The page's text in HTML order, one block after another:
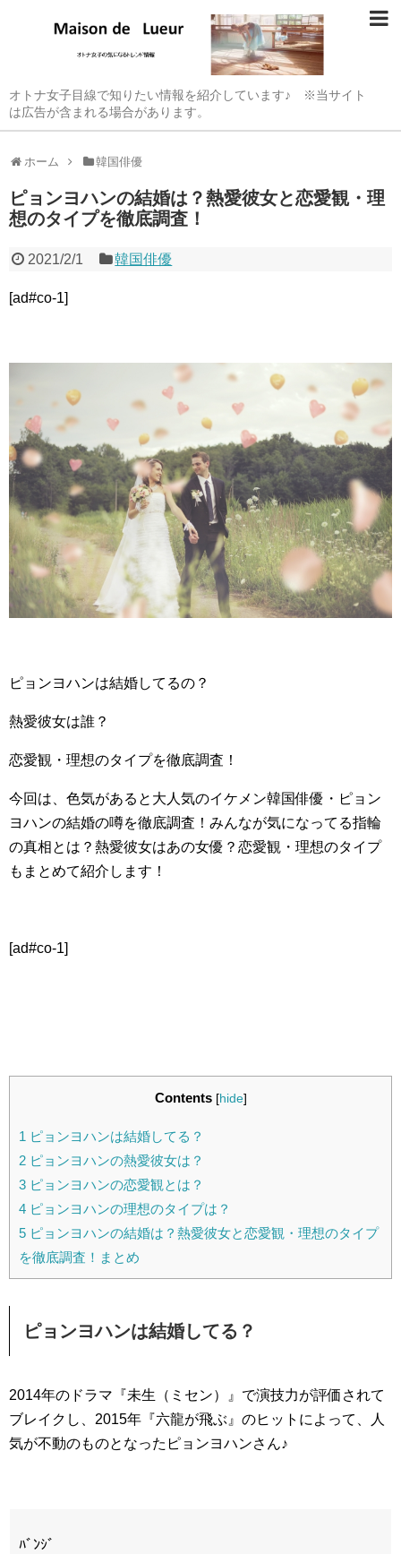
オトナ女子目線で知りたい情報を紹介しています♪ ※当サイト
は広告が含まれる場合があります。
ホーム 韓国俳優
ピョンヨハンの結婚は？熱愛彼女と恋愛観・理
想のタイプを徹底調査！
2021/2/1 韓国俳優
[ad#co-1]
ピョンヨハンは結婚してるの？
熱愛彼女は誰？
恋愛観・理想のタイプを徹底調査！
今回は、色気があると大人気のイケメン韓国俳優・ピョン
ヨハンの結婚の噂を徹底調査！みんなが気になってる指輪
の真相とは？熱愛彼女はあの女優？恋愛観・理想のタイプ
もまとめて紹介します！
[ad#co-1]
Contents [hide]
1 ピョンヨハンは結婚してる？
2 ピョンヨハンの熱愛彼女は？
3 ピョンヨハンの恋愛観とは？
4 ピョンヨハンの理想のタイプは？
5 ピョンヨハンの結婚は？熱愛彼女と恋愛観・理想のタイプ
を徹底調査！まとめ
ピョンヨハンは結婚してる？
2014年のドラマ『未生（ミセン）』で演技力が評価されて
ブレイクし、2015年『六龍が飛ぶ』のヒットによって、人
気が不動のものとなったピョンヨハンさん♪
ﾊﾞﾝｼﾞ